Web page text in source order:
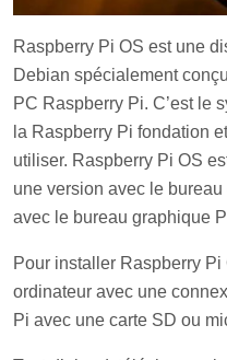
Raspberry Pi OS est une
Debian spécialement
PC Raspberry Pi. C’est le
la Raspberry Pi fondation
utiliser. Raspberry Pi OS
une version avec le
avec le bureau graphique
Pour installer Raspberry Pi
ordinateur avec une
Pi avec une carte SD ou